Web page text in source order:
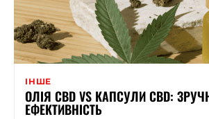
ІНШЕ
ОЛІЯ CBD VS КАПСУЛИ CBD:
ЕФЕКТИВНІСТЬ